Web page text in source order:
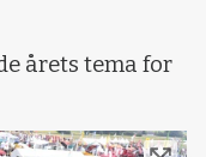
årets tema for